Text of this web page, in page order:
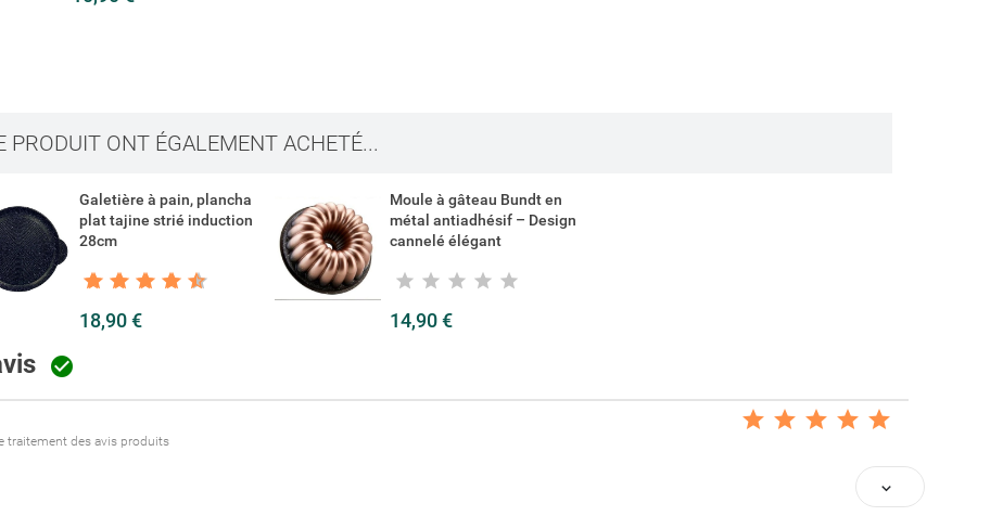
ONT ÉGALEMENT ACHETÉ...
Galetière à pain, plancha
plat tajine strié induction
28cm
18,90 €
Moule à gâteau Bundt en
métal antiadhésif – Design
cannelé élégant
14,90 €

traitement des avis produits
